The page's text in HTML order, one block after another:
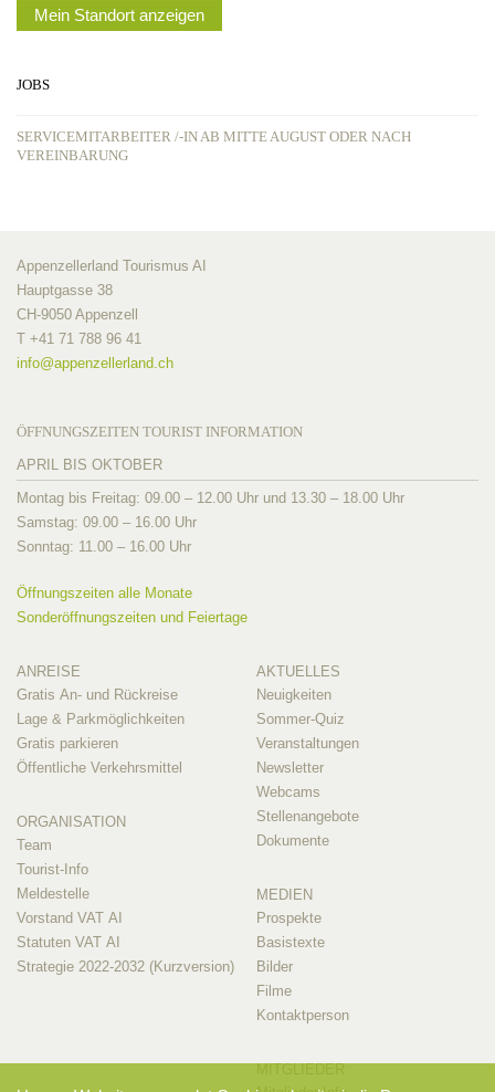
Mein Standort anzeigen
JOBS
SERVICEMITARBEITER /-IN AB MITTE AUGUST ODER NACH
VEREINBARUNG
Appenzellerland Tourismus AI
Hauptgasse 38
CH-9050 Appenzell
T +41 71 788 96 41
info@appenzellerland.ch
ÖFFNUNGSZEITEN TOURIST INFORMATION
APRIL BIS OKTOBER
Montag bis Freitag: 09.00 – 12.00 Uhr und 13.30 – 18.00 Uhr
Samstag: 09.00 – 16.00 Uhr
Sonntag: 11.00 – 16.00 Uhr
Öffnungszeiten alle Monate
Sonderöffnungszeiten und Feiertage
ANREISE
Gratis An- und Rückreise
Lage & Parkmöglichkeiten
Gratis parkieren
Öffentliche Verkehrsmittel
ORGANISATION
Team
Tourist-Info
Meldestelle
Vorstand VAT AI
Statuten VAT AI
Strategie 2022-2032 (Kurzversion)
AKTUELLES
Neuigkeiten
Sommer-Quiz
Veranstaltungen
Newsletter
Webcams
Stellenangebote
Dokumente
MEDIEN
Prospekte
Basistexte
Bilder
Filme
Kontaktperson